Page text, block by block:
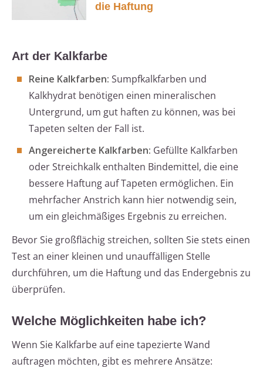
die Haftung
Art der Kalkfarbe
Reine Kalkfarben: Sumpfkalkfarben und
Kalkhydrat benötigen einen mineralischen
Untergrund, um gut haften zu können, was bei
Tapeten selten der Fall ist.
Angereicherte Kalkfarben: Gefüllte Kalkfarben
oder Streichkalk enthalten Bindemittel, die eine
bessere Haftung auf Tapeten ermöglichen. Ein
mehrfacher Anstrich kann hier notwendig sein,
um ein gleichmäßiges Ergebnis zu erreichen.
Bevor Sie großflächig streichen, sollten Sie stets einen
Test an einer kleinen und unauffälligen Stelle
durchführen, um die Haftung und das Endergebnis zu
überprüfen.
Welche Möglichkeiten habe ich?
Wenn Sie Kalkfarbe auf eine tapezierte Wand
auftragen möchten, gibt es mehrere Ansätze: